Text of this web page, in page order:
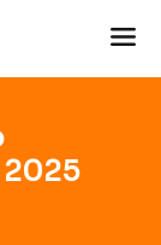
- 7 de